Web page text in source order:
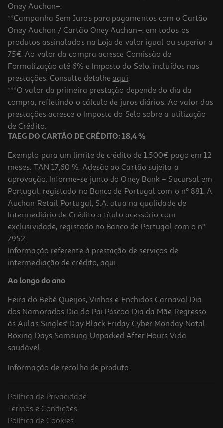
-20%
Suplemento Biolimão Gold 20 Saquetas
0.5 €/un
Price reduced from
12,38 €to
9,90 €
Promoção
Suplemento Easyslim Dren Plus 20 Amp. 20 Amp
32.52 €/un
32,52 €
Oney Auchan+.
**Campanha Sem Juros para pagamentos com o Cartão
Oney Auchan / Cartão Oney Auchan+, em todos os
produtos assinalados na Loja de valor igual ou superior a
75€. Ao valor da compra acresce Comissão de
Formalização até 6% e Imposto do Selo, incluídos nas
prestações. Consulte detalhe aqui.
***O valor da primeira prestação depende do dia da
compra, refletindo o cálculo de juros diários. Ao valor das
prestações acresce o Imposto do Selo sobre a utilização
de Crédito.
TAEG DO CARTÃO DE CRÉDITO: 18,4 %
Exemplo para um limite de crédito de 1.500€ pago em 12
meses. TAN 17,60 %. Adesão ao Cartão sujeita a
aprovação. Informe-se junto do Oney Bank – Sucursal em
Portugal, registado no Banco de Portugal com o nº 881. A
Auchan Retail Portugal, S.A. atua na qualidade de
Intermediário de Crédito a título acessório com
exclusividade, registado no Banco de Portugal com o nº
7952.
Informação referente à prestação de serviços de
intermediação de crédito, aqui.
Ao longo do ano
Feira do Bebé Queijos, Vinhos e Enchidos Carnaval Dia
dos Namorados Dia do Pai Páscoa Dia da Mãe Regresso
às Aulas Singles' Day Black Friday Cyber Monday Natal
Boxing Days Samsung Unpacked After Hours Vida
saudável
Informação de recolha de produto.
Política de Privacidade
Termos e Condições
Política de Cookies